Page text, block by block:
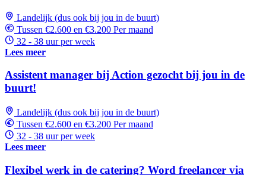
Landelijk (dus ook bij jou in de buurt)
Tussen €2.600 en €3.200 Per maand
32 - 38 uur per week
Lees meer
Assistent manager bij Action gezocht bij jou in de
buurt!
Landelijk (dus ook bij jou in de buurt)
Tussen €2.600 en €3.200 Per maand
32 - 38 uur per week
Lees meer
Flexibel werk in de catering? Word freelancer via